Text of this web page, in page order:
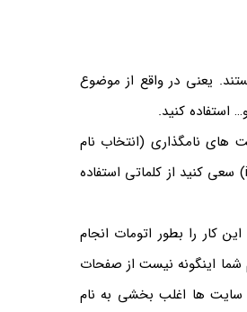
یعنی در واقع از موضوع
استفاده کنید.
های نامگذاری (انتخاب نام
جایگزین در cms هایی مانند وردپرس) و نوشتن توضیحات تصویر (image description) سعی کنید از کلماتی استفاده
کار را بطور اتومات انجام
اینگونه نیست از صفحات
سایت ها اغلب بخشی به نام